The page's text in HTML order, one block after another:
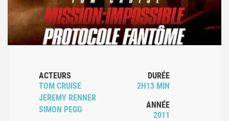
ACTEURS
TOM CRUISE
JEREMY RENNER
SIMON PEGG
DURÉE
2H13 MIN
ANNÉE
2011